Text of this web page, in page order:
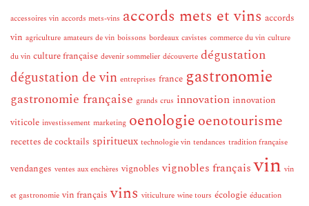
accessoires vin accords mets-vins accords mets et vins accords
vin agriculture amateurs de vin boissons bordeaux cavistes commerce du vin culture
du vin culture française devenir sommelier découverte dégustation
dégustation de vin entreprises france gastronomie
gastronomie française grands crus innovation innovation
viticole investissement marketing oenologie oenotourisme
recettes de cocktails spiritueux technologie vin tendances tradition française
vendanges ventes aux enchères vignobles vignobles français vin vin
et gastronomie vin français vins viticulture wine tours écologie éducation